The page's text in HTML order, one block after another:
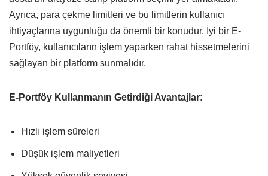
Ayrıca, para çekme limitleri ve bu limitlerin kullanıcı
ihtiyaçlarına uygunluğu da önemli bir konudur. İyi bir E-
Portföy, kullanıcıların işlem yaparken rahat hissetmelerini
sağlayan bir platform sunmalıdır.
E-Portföy Kullanmanın Getirdiği Avantajlar:
Hızlı işlem süreleri
Düşük işlem maliyetleri